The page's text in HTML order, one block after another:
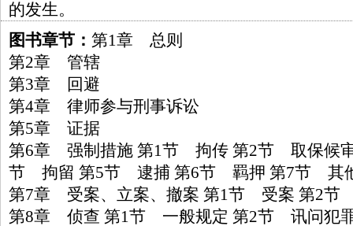
的发生。
图书章节： 第1章 总则
第2章 管辖
第3章 回避
第4章 律师参与刑事诉讼
第5章 证据
第6章 强制措施 第1节 拘传 第2节 取保候
节 拘留 第5节 逮捕 第6节 羁押 第7节 其
第7章 受案、立案、撤案 第1节 受案 第2
第8章 侦查 第1节 一般规定 第2节 讯问犯